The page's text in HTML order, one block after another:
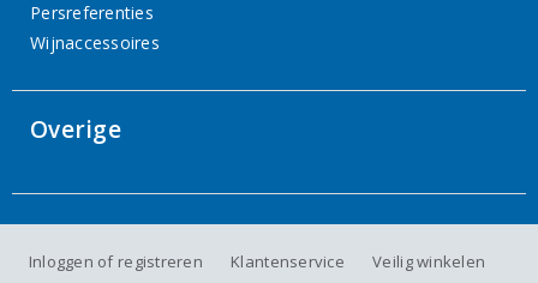
Persreferenties
Wijnaccessoires
Overige
Inloggen of registreren Klantenservice Veilig winkelen